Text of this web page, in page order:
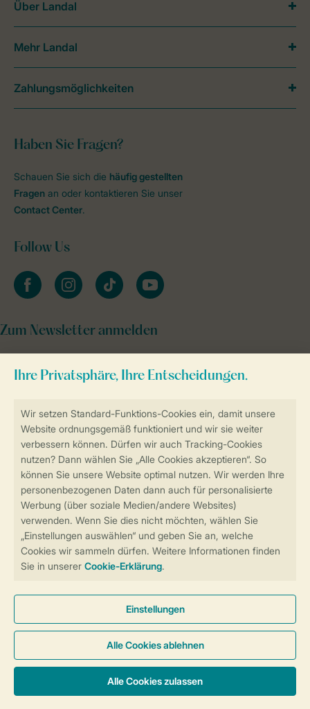
Sicherstellung Deiner Privatsphäre
Sicher und schnell zur Online-Buchung
Sichere Datenübertragung
Sicheres Bezahlen
Haben Sie Fragen?
Schauen Sie sich die häufig gestellten
Fragen an oder kontaktieren Sie unser
Contact Center.
Follow Us
facebookinstagramtiktok youtube
Zum Newsletter anmelden
Über Landal
Mehr Landal
Zahlungsmöglichkeiten
Cookies und Banner
Barrierefreiheit
© 2026 Landal GreenParks GmbH